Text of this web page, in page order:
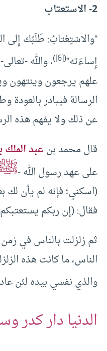
2- الاستعتاب
“والاسْتِعْتابُ: طَلَبُك
إِساءَته”(
[6]
)، والله -
علهم يرجعون وينتهون
الرسالة فيبادر
عن ذلك ولا يفهم هذه
قال محمد بنعبد
على عهد رسول الله -
(اسكني؛ فإنه لم يأن لك
فقال: (إن ربكم
ثم زلزلت بالناس في
الناس، ما كانت هذه
والذي نفسي بيده لئن
الدنيا دار كدر